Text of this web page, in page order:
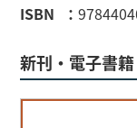
ISBN
新刊・電子書籍